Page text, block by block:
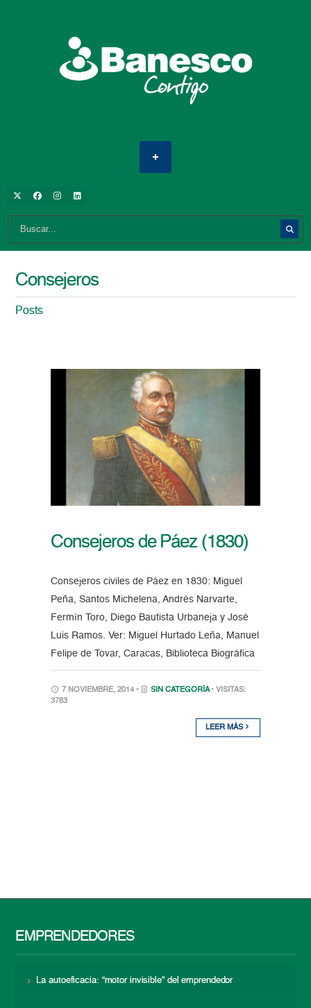
Consejeros
Posts
Consejeros de Páez (1830)
Consejeros civiles de Páez en 1830: Miguel
Peña, Santos Michelena, Andrés Narvarte,
Fermín Toro, Diego Bautista Urbaneja y José
Luis Ramos. Ver: Miguel Hurtado Leña, Manuel
Felipe de Tovar, Caracas, Biblioteca Biográfica
7 NOVIEMBRE, 2014 • SIN CATEGORÍA • VISITAS:
3783
LEER MÁS
EMPRENDEDORES
La autoeficacia: “motor invisible” del emprendedor